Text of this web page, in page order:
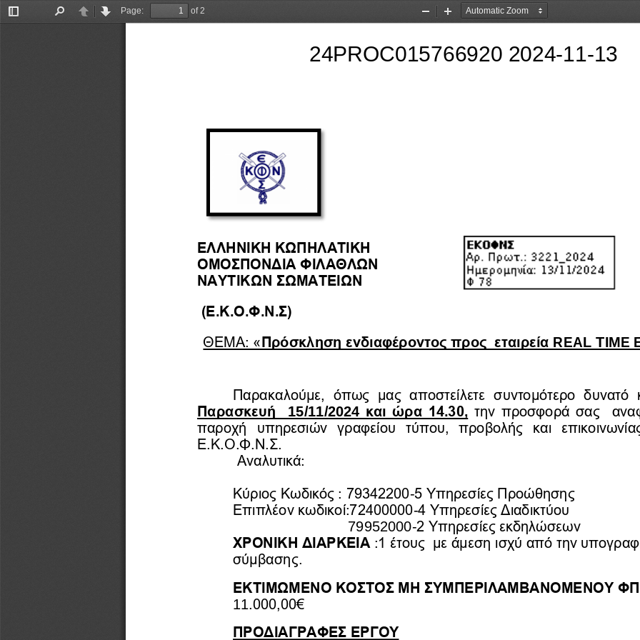
Toggle
PreviousNext
Page:
of 2
Zoom
Zoom
ΕΛΛΗΝΙΚΗ ΚΩΠΗΛΑΤΙΚΗ
ΟΜΟΣΠΟΝΔΙΑ ΦΙΛΑΘΛΩΝ
ΝΑΥΤΙΚΩΝ
(Ε.Κ.Ο.Φ.Ν.Σ)
ΘΕΜΑ: «Πρόσκληση ενδιαφέροντος προς εταιρεία REAL TIME
Παρακαλούμε,  όπως  μας  αποστείλετε  συντομότερο  δυνατό
Παρασκευή
15/11/2024 και ώρα 14.30, την προσφορά σας
παροχή  υπηρεσιών  γραφείου  τύπου,  προβολής  και
Ε.Κ.Ο.Φ.Ν.Σ.
Αναλυτικά:
Κύριος Κωδικός : 79342200-5 Υπηρεσίες Προώθησης
Επιπλέον κωδικοί:72400000-4 Υπηρεσίες Διαδικτύου
79952000-2 Υπηρεσίες εκδηλώσεων
ΧΡΟΝΙΚΗ ΔΙΑΡΚΕΙΑ :1 έτους με άμεση ισχύ από την
σύμβασης.
ΕΚΤΙΜΩΜΕΝΟ ΚΟΣΤΟΣ ΜΗ ΣΥΜΠΕΡΙΛΑΜΒΑΝΟΜΕΝΟΥ
1 1 .000,00€
ΠΡΟΔΙΑΓΡΑΦΕΣ ΕΡΓΟΥ